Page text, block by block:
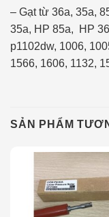
– Gạt từ 36a, 35a,
35a, HP 85a, HP
p1102dw, 1006,
1566, 1606, 1132,
SẢN PHẨM